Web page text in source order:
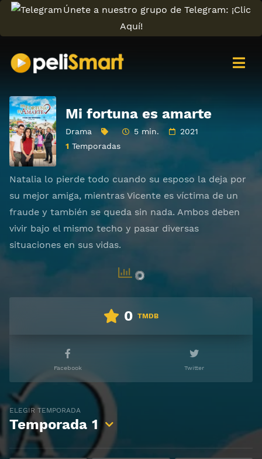
Únete a nuestro grupo de Telegram: ¡Clic
Aquí!
Mi fortuna es amarte
Drama 5 min.
2021
1 Temporadas
Natalia lo pierde todo cuando su esposo la deja por
su mejor amiga, mientras Vicente es víctima de un
fraude y también se queda sin nada. Ambos deben
vivir bajo el mismo techo y pasar diversas
situaciones en sus vidas.
0 TMDB
Facebook Twitter
ELEGIR TEMPORADA
Temporada 1